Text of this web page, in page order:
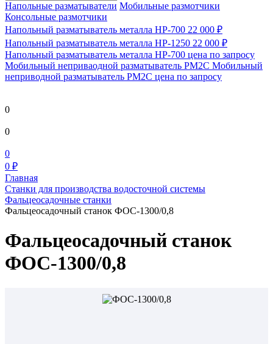
Напольные разматыватели Мобильные размотчики
Консольные размотчики
Напольный разматыватель металла HP-700 22 000 ₽
Напольный разматыватель металла HP-1250 22 000 ₽
Напольный разматыватель металла HP-700 цена по запросу
Мобильный непривaодной разматыватель РМ2С Мобильный
неприводной разматыватель РМ2С цена по запросу
0
0
0
0 ₽
Главная
Станки для производства водосточной системы
Фальцеосадочные станки
Фальцеосадочный станок ФОС-1300/0,8
Фальцеосадочный станок
ФОС-1300/0,8